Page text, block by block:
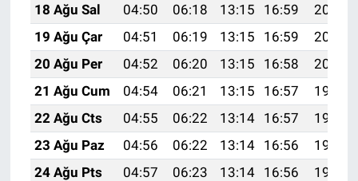
18 Ağu Sal
04:50 06:18 13:15 16:59
20:02
19 Ağu Çar
04:51 06:19 13:15 16:59
20:01
20 Ağu Per
04:52 06:20 13:15 16:58
20:00
21 Ağu Cum
04:54 06:21 13:15 16:57
19:59
22 Ağu Cts
04:55 06:22 13:14 16:57
19:57
23 Ağu Paz
04:56 06:22 13:14 16:56
19:56
24 Ağu Pts
04:57 06:23 13:14 16:56
19:55